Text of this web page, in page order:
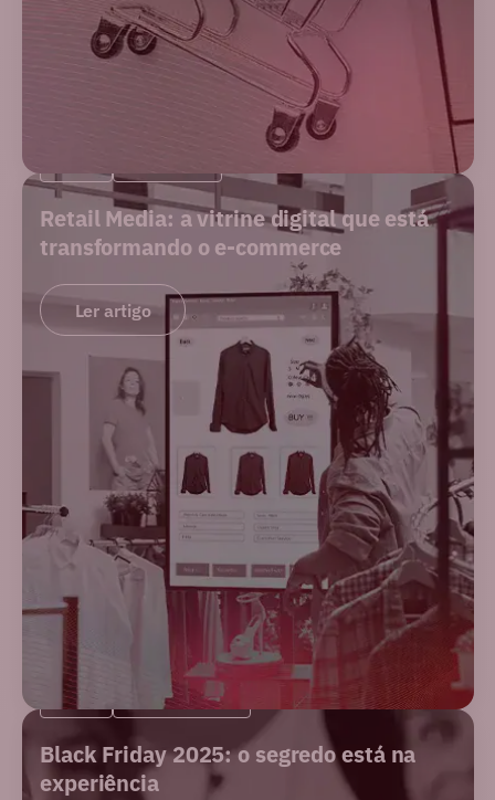
Retail Media: a vitrine digital que está
transformando o e-commerce
Ler artigo
BLOG E-COMMERCE
Black Friday 2025: o segredo está na
experiência